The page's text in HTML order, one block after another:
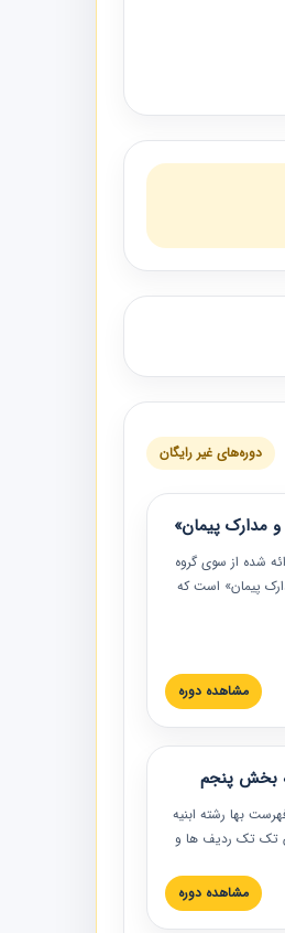
دوره‌های غیر رایگان
مدارک پیمان»
شده از سوی گروه
پیمان» است که
مشاهده دوره
بخش پنجم
بها رشته ابنیه
تک تک ردیف ها و
مرتبط با ردیف های
مشاهده دوره